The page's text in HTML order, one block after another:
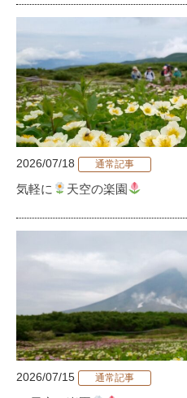
2026/07/18 通常記事
気軽に 天空の楽園
2026/07/15 通常記事